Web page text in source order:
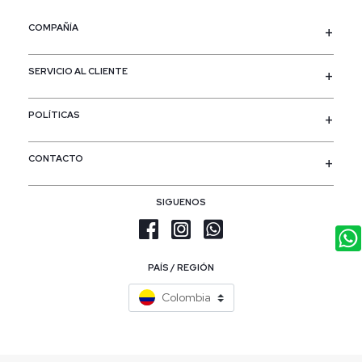
COMPAÑÍA
SERVICIO AL CLIENTE
POLÍTICAS
SIGUENOS
PAÍS / REGIÓN
Colombia
CONTACTO